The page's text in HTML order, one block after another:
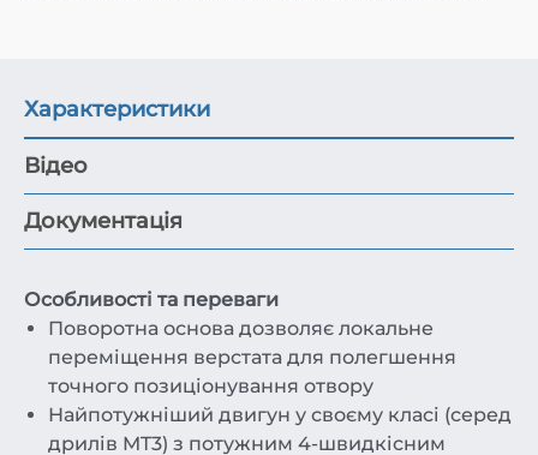
Характеристики
Відео
Документація
Особливості та переваги
Поворотна основа дозволяє локальне
переміщення верстата для полегшення
точного позиціонування отвору
Найпотужніший двигун у своєму класі (серед
дрилів MT3) з потужним 4-швидкісним